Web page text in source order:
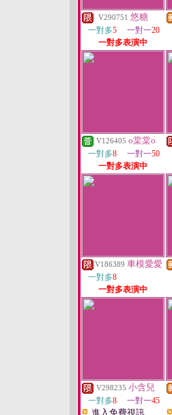
V290751 悠糖
一對多5 一對一20
一對多表演中
V126405 o棠棠o
一對多8 一對一50
一對多表演中
V186389 車模愛愛
一對多8
一對多表演中
V298235 小含兒
一對多8 一對一45
進入免費視訊